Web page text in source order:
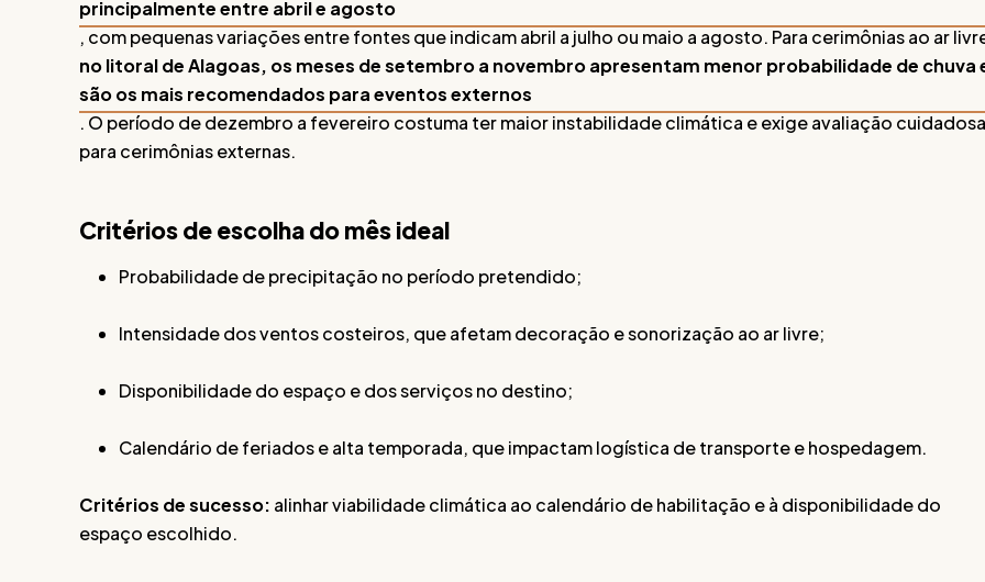
principalmente entre abril e agosto
, com pequenas variações entre fontes que indicam abril a julho ou maio a agosto. Para cerimônias ao ar
no litoral de Alagoas, os meses de setembro a novembro apresentam menor probabilidade de chuva
são os mais recomendados para eventos externos
. O período de dezembro a fevereiro costuma ter maior instabilidade climática e exige avaliação cuidadosa
para cerimônias externas.
Critérios de escolha do mês ideal
Probabilidade de precipitação no período pretendido;
Intensidade dos ventos costeiros, que afetam decoração e sonorização ao ar livre;
Disponibilidade do espaço e dos serviços no destino;
Calendário de feriados e alta temporada, que impactam logística de transporte e hospedagem.
Critérios de sucesso: alinhar viabilidade climática ao calendário de habilitação e à disponibilidade do
espaço escolhido.